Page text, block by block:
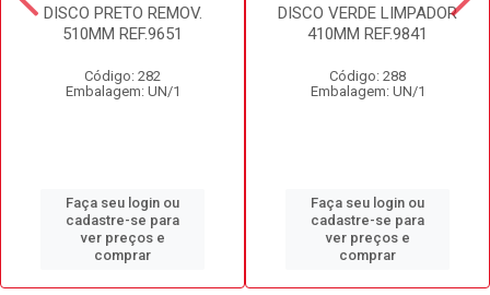
DISCO PRETO REMOV.
510MM REF.9651
Código: 282
Embalagem: UN/1
Faça seu login ou
cadastre-se para
ver preços e
comprar
DISCO VERDE LIMPADOR
410MM REF.9841
Código: 288
Embalagem: UN/1
Faça seu login ou
cadastre-se para
ver preços e
comprar